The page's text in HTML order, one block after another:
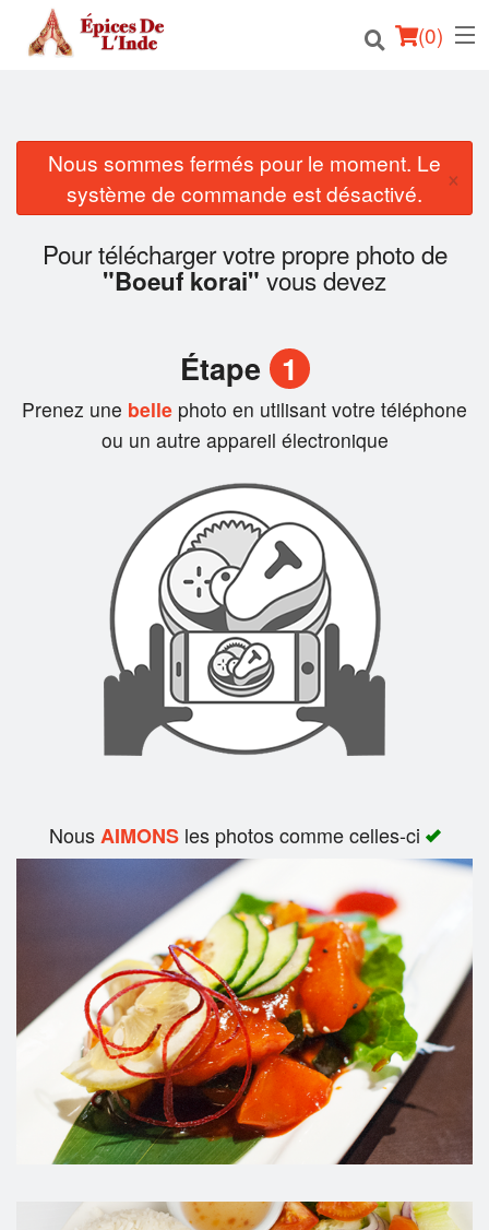
(0)
Commander en ligne
Emplacement
Rechercher
Nous sommes fermés pour le moment. Le
système de commande est désactivé.
×
Pour télécharger votre propre photo de
"Boeuf korai" vous devez
Étape 1
Prenez une belle photo en utilisant votre téléphone
ou un autre appareil électronique
NousAIMONSles photos comme celles-ci